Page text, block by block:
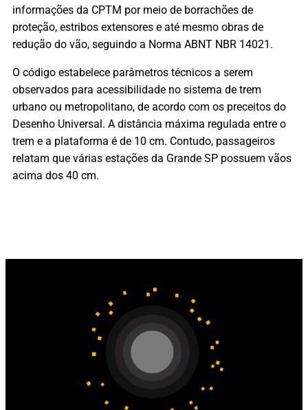
informações da CPTM por meio de borrachões de
proteção, estribos extensores e até mesmo obras de
redução do vão, seguindo a Norma ABNT NBR 14021.
O código estabelece parâmetros técnicos a serem
observados para acessibilidade no sistema de trem
urbano ou metropolitano, de acordo com os preceitos do
Desenho Universal. A distância máxima regulada entre o
trem e a plataforma é de 10 cm. Contudo, passageiros
relatam que várias estações da Grande SP possuem vãos
acima dos 40 cm.